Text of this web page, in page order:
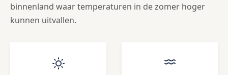
binnenland waar temperaturen in de zomer hoger
kunnen uitvallen.